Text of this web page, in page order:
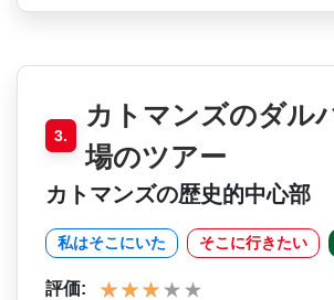
3.
カトマンズのダル
場のツアー
カトマンズの歴史的中心部
私はそこにいた そこに行きたい
評価: